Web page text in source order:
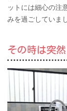
ットには細心の注
みを過ごしていま
その時は突然